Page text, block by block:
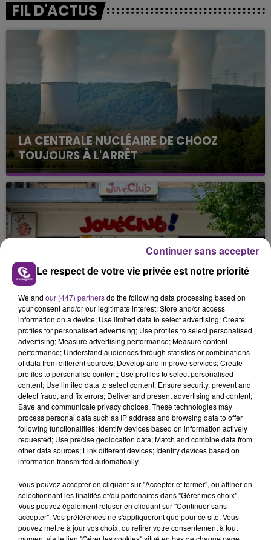
FIL D'ACTUS
LA CENTRALE NUCLÉAIRE DE CHOOZ
TOUJOURS À L'ARRÊT
Cela fait déjà une semaine que la centrale
nucléaire ardennaise est à l'arrêt. Une situation
justifiée par la sécheresse intense qui est toujours
présente.
LE MAGASIN JOUÉCLUB DE REIMS FERME
SES PORTES
C'était l'une des institutions du centre-ville
rémois. Le magasin JouéClub est contraint de
fermer ses portes.
TITRES DIFFUSÉS
12h09
12h09
JULIEN LIEB
Dis-Moi Ou
12h06
12h06
Kelly Clarkson
Because Of You
Le respect de votre vie privée est notre priorité
We and our (447) partnersdo the following data processing based on
your consent and/or our legitimate interest: Store and/or access
information on a device; Use limited data to select advertising; Create
profiles for personalised advertising; Use profiles to select personalised
advertising; Measure advertising performance; Measure content
performance; Understand audiences through statistics or combinations
of data from different sources; Develop and improve services; Create
profiles to personalise content; Use profiles to select personalised
content; Use limited data to select content; Ensure security, prevent and
detect fraud, and fix errors; Deliver and present advertising and content;
Save and communicate privacy choices. These technologies may
process personal data such as IP address and browsing data to offer
following functionalities: Identify devices based on information actively
requested; Use precise geolocation data; Match and combine data from
other data sources; Link different devices; Identify devices based on
information transmitted automatically.
Vous pouvez accepter en cliquant sur "Accepter et fermer", ou affiner en
sélectionnant les finalités et/ou partenaires dans "Gérer mes choix".
Vous pouvez également refuser en cliquant sur "Continuer sans
accepter". Vos préférences ne s'appliqueront que pour ce site. Vous
pouvez mettre à jour vos choix, ou retirer votre consentement à tout
Continuer sans accepter